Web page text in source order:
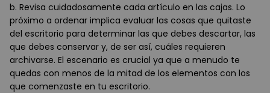
b. Revisa cuidadosamente cada artículo en las cajas. Lo
próximo a ordenar implica evaluar las cosas que quitaste
del escritorio para determinar las que debes descartar, las
que debes conservar y, de ser así, cuáles requieren
archivarse. El escenario es crucial ya que a menudo te
quedas con menos de la mitad de los elementos con los
que comenzaste en tu escritorio.